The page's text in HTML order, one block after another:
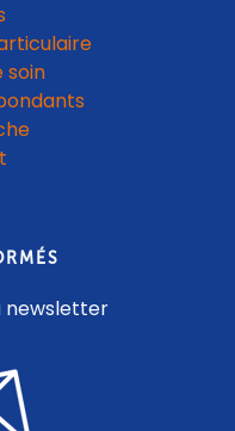
soin
newsletter